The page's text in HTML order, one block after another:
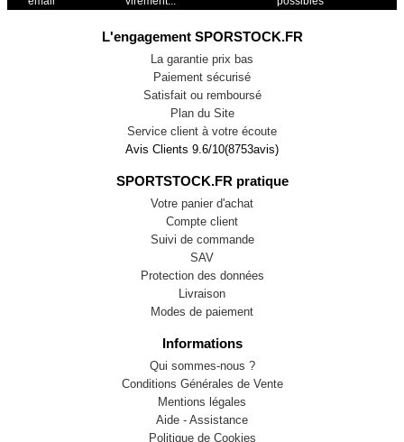
L'engagement SPORSTOCK.FR
La garantie prix bas
Paiement sécurisé
Satisfait ou remboursé
Plan du Site
Service client à votre écoute
Avis Clients 9.6/10(8753avis)
SPORTSTOCK.FR pratique
Votre panier d'achat
Compte client
Suivi de commande
SAV
Protection des données
Livraison
Modes de paiement
Informations
Qui sommes-nous ?
Conditions Générales de Vente
Mentions légales
Aide - Assistance
Politique de Cookies